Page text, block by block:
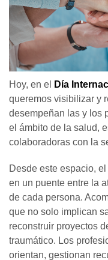
Hoy, en el Día
queremos visibilizar y
desempeñan las y los
el ámbito de la salud,
colaboradoras con la
Desde este espacio,
en un puente entre la
de cada persona.
que no solo implican
reconstruir proyectos
traumático. Los
orientan, gestionan